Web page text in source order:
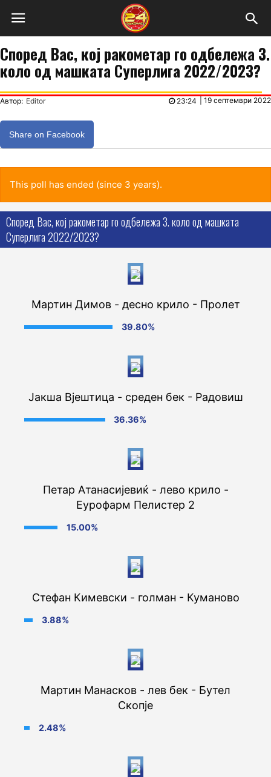
Според Вас, кој ракометар го одбележа 3.
коло од машката Суперлига 2022/2023?
Автор: Editor 19 септември 2022
23:24
Share on Facebook
This poll has ended (since 3 years).
Според Вас, кој ракометар го одбележа 3. коло од машката
Суперлига 2022/2023?
Мартин Димов - десно крило - Пролет
39.80%
Јакша Вјештица - среден бек - Радовиш
36.36%
Петар Атанасијевиќ - лево крило -
Еурофарм Пелистер 2
15.00%
Стефан Кимевски - голман - Куманово
3.88%
Мартин Манасков - лев бек - Бутел
Скопје
2.48%